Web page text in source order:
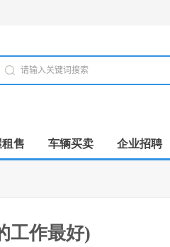
租售 车辆买卖 企业招聘
工作最好)